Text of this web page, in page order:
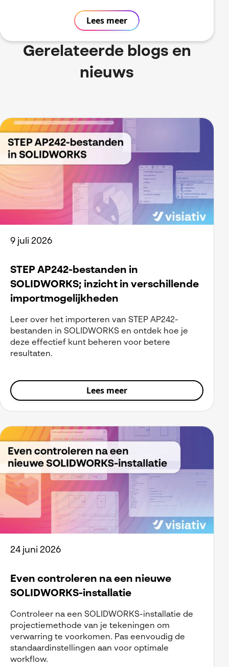
Lees meer
Gerelateerde blogs en
nieuws
9 juli 2026
STEP AP242-bestanden in
SOLIDWORKS; inzicht in verschillende
importmogelijkheden
Leer over het importeren van STEP AP242-
bestanden in SOLIDWORKS en ontdek hoe je
deze effectief kunt beheren voor betere
resultaten.
Lees meer
24 juni 2026
Even controleren na een nieuwe
SOLIDWORKS-installatie
Controleer na een SOLIDWORKS-installatie de
projectiemethode van je tekeningen om
verwarring te voorkomen. Pas eenvoudig de
standaardinstellingen aan voor optimale
workflow.